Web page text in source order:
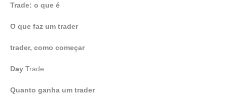
Trade: o que é
O que faz um trader
trader, como começar
Day Trade
Quanto ganha um trader